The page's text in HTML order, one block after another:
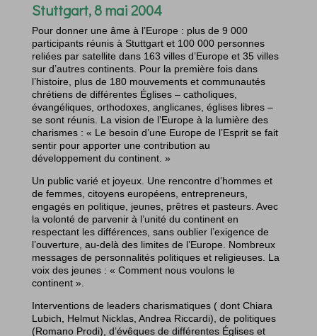
Stuttgart, 8 mai 2004
Pour donner une âme à l’Europe : plus de 9 000
participants réunis à Stuttgart et 100 000 personnes
reliées par satellite dans 163 villes d’Europe et 35 villes
sur d’autres continents. Pour la première fois dans
l’histoire, plus de 180 mouvements et communautés
chrétiens de différentes Églises – catholiques,
évangéliques, orthodoxes, anglicanes, églises libres –
se sont réunis. La vision de l’Europe à la lumière des
charismes : « Le besoin d’une Europe de l’Esprit se fait
sentir pour apporter une contribution au
développement du continent. »
Un public varié et joyeux. Une rencontre d’hommes et
de femmes, citoyens européens, entrepreneurs,
engagés en politique, jeunes, prêtres et pasteurs. Avec
la volonté de parvenir à l’unité du continent en
respectant les différences, sans oublier l’exigence de
l’ouverture, au-delà des limites de l’Europe. Nombreux
messages de personnalités politiques et religieuses. La
voix des jeunes : « Comment nous voulons le
continent ».
Interventions de leaders charismatiques ( dont Chiara
Lubich, Helmut Nicklas, Andrea Riccardi), de politiques
(Romano Prodi), d’évêques de différentes Églises et